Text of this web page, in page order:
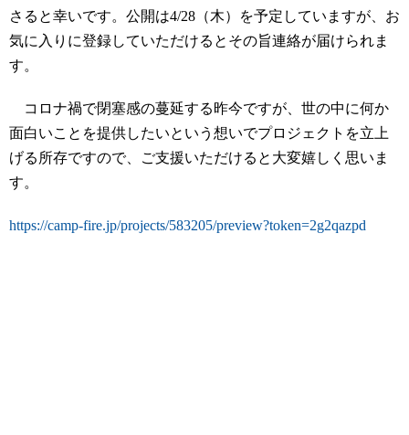
さると幸いです。公開は4/28（木）を予定していますが、お
気に入りに登録していただけるとその旨連絡が届けられま
す。
コロナ禍で閉塞感の蔓延する昨今ですが、世の中に何か
面白いことを提供したいという想いでプロジェクトを立上
げる所存ですので、ご支援いただけると大変嬉しく思いま
す。
https://camp-fire.jp/projects/583205/preview?token=2g2qazpd